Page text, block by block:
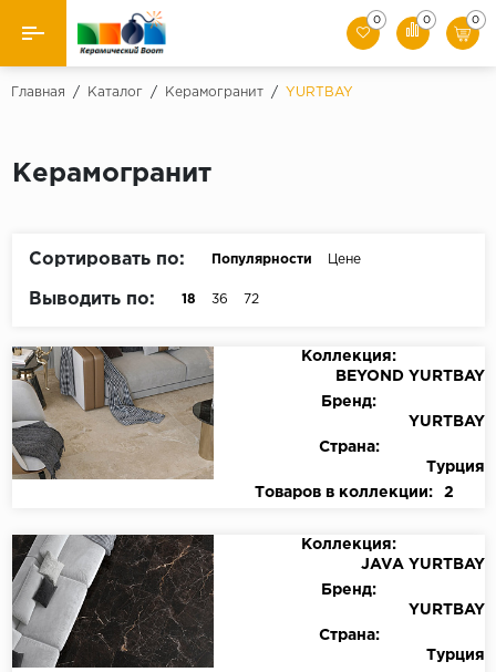
Назад
Керамическая плитка
Клинкер
0 0 0
Главная / Каталог / Керамогранит / YURTBAY
Керамогранит
Сортировать по: Популярности Цене
Выводить по: 18 36 72
Коллекция:
BEYOND YURTBAY
Бренд:
YURTBAY
Страна:
Турция
Товаров в коллекции:
2
Коллекция:
JAVA YURTBAY
Бренд:
YURTBAY
Страна:
Турция